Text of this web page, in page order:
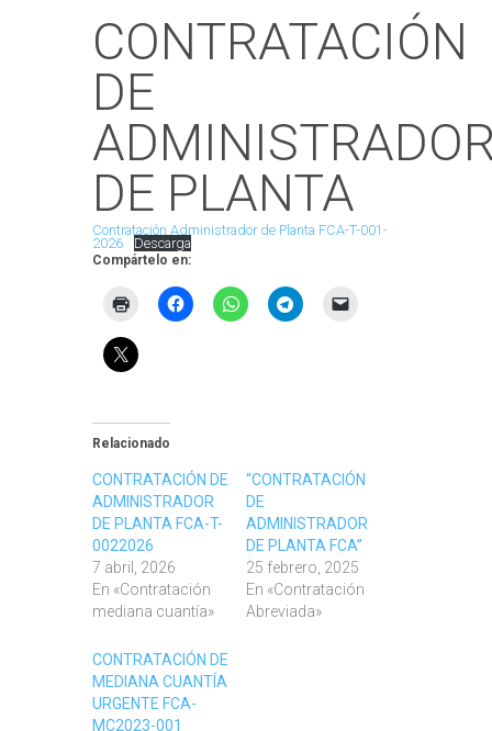
CONTRATACIÓN
DE
DE PLANTA
Contratación Administrador de Planta FCA-T-001-
2026
Descarga
Compártelo en:
Relacionado
CONTRATACIÓN DE
ADMINISTRADOR
DE PLANTA FCA-T-
0022026
7 abril, 2026
En «Contratación
mediana cuantía»
“CONTRATACIÓN
DE
ADMINISTRADOR
DE PLANTA FCA”
25 febrero, 2025
En «Contratación
Abreviada»
CONTRATACIÓN DE
MEDIANA CUANTÍA
URGENTE FCA-
MC2023-001